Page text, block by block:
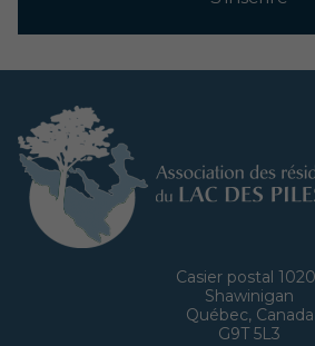
Casier postal
Shawinigan
Québec, Canada
G9T 5L3